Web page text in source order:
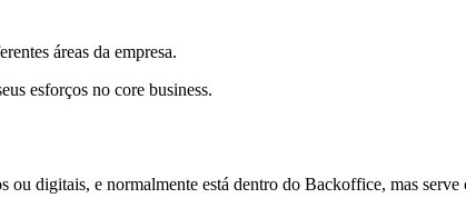
áreas da empresa.
esforços no core business.
digitais, e normalmente está dentro do Backoffice, mas serve